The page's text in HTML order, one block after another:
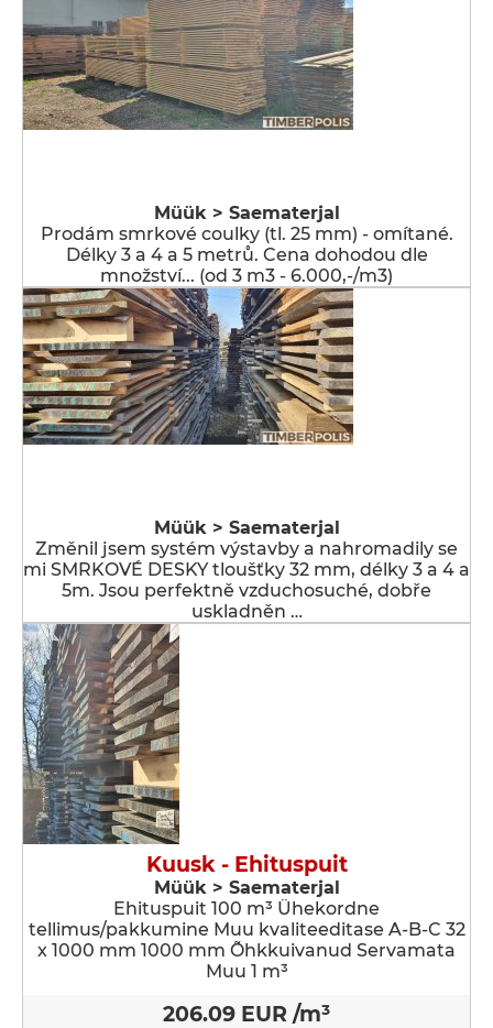
Müük > Saematerjal
Prodám smrkové coulky (tl. 25 mm) - omítané.
Délky 3 a 4 a 5 metrů. Cena dohodou dle
množství... (od 3 m3 - 6.000,-/m3)
Müük > Saematerjal
Změnil jsem systém výstavby a nahromadily se
mi SMRKOVÉ DESKY tloušťky 32 mm, délky 3 a 4 a
5m. Jsou perfektně vzduchosuché, dobře
uskladněn …
Kuusk - Ehituspuit
Müük > Saematerjal
Ehituspuit 100 m³ Ühekordne
tellimus/pakkumine Muu kvaliteeditase A-B-C 32
x 1000 mm 1000 mm Õhkkuivanud Servamata
Muu 1 m³
206.09 EUR /m³